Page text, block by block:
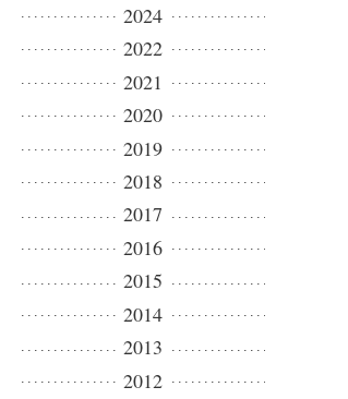
2024
2022
2021
2020
2019
2018
2017
2016
2015
2014
2013
2012